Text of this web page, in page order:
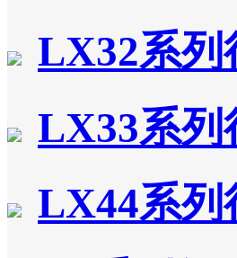
LX32系列
LX33系列
LX44系列